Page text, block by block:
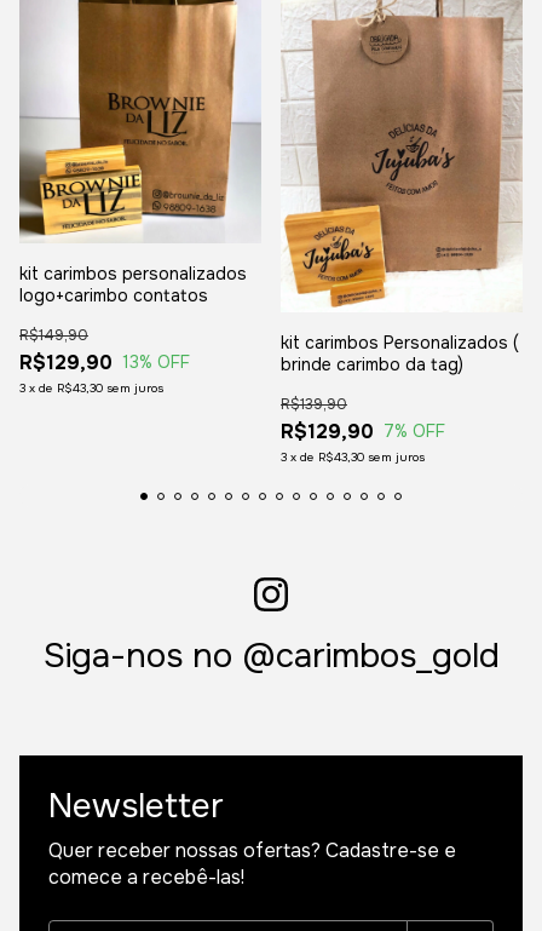
kit carimbos personalizados
logo+carimbo contatos
R$129,90
R$149,90
13% OFF
3 x de R$43,30 sem juros
kit carimbos Personalizados (
brinde carimbo da tag)
R$129,90
R$139,90
7% OFF
3 x de R$43,30 sem juros
Siga-nos no @carimbos_gold
Newsletter
Quer receber nossas ofertas? Cadastre-se e
comece a recebê-las!